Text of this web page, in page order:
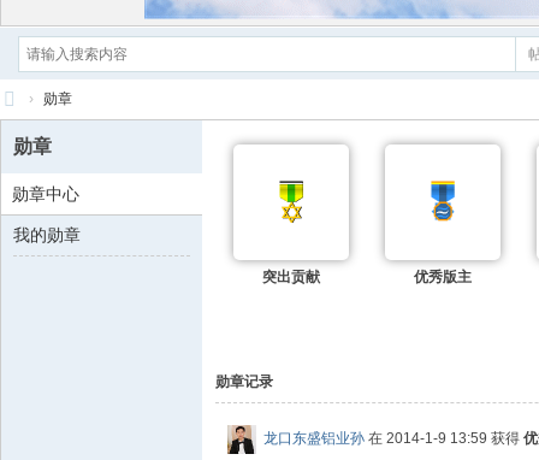
黄
内
经
› 勋章
突出贡献 优秀版主
勋章记录
龙口东盛铝业孙 在 2014-1-9 13:59 获得
勋章
勋章中心
我的勋章